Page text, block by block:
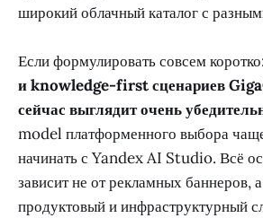
широкий облачный каталог с
Если формулировать совсем коротко:
и knowledge-first сценариев
сейчас выглядит очень
model платформенного выбора
начинать с Yandex AI Studio. Всё
зависит не от рекламных баннеров,
продуктовый и инфраструктурный